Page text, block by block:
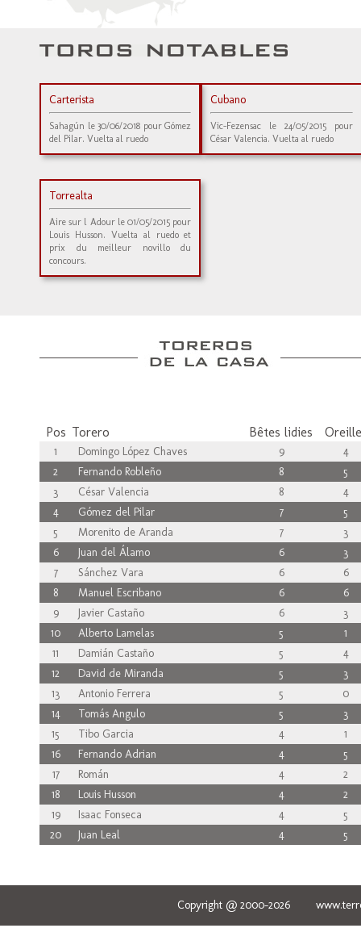
Carterista
Sahagún le 30/06/2018 pour Gómez
del Pilar. Vuelta al ruedo
Cubano
Vic-Fezensac le 24/05/2015 pour
César Valencia. Vuelta al ruedo
Torrealta
Aire sur l Adour le 01/05/2015 pour
Louis Husson. Vuelta al ruedo et
prix du meilleur novillo du
concours.
Pos Torero Bêtes lidies
1 Domingo López Chaves 9
4
2
Fernando Robleño 8
5
3
César Valencia 8
4
4
Gómez del Pilar 7
5
5
Morenito de Aranda 7
3
6
Juan del Álamo 6
3
7
Sánchez Vara 6
6
8
Manuel Escribano 6
6
9
Javier Castaño 6
3
10
Alberto Lamelas 5
1
11
Damián Castaño 5
4
12
David de Miranda 5
3
13
Antonio Ferrera 5
0
14
Tomás Angulo 5
3
15
Tibo Garcia 4
1
16
Fernando Adrian 4
5
17
Román 4
2
18
Louis Husson 4
2
19
Isaac Fonseca 4
5
20
Juan Leal 4 5
Copyright @ 2000-2026